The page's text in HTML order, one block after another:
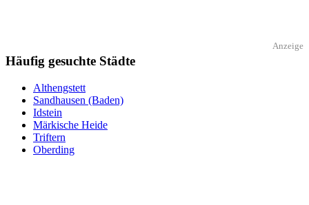
Anzeige
Häufig gesuchte Städte
Althengstett
Sandhausen (Baden)
Idstein
Märkische Heide
Triftern
Oberding